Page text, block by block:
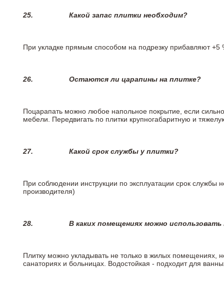
25. Какой запас плитки необходим?
При укладке прямым способом на подрезку прибавляют +5
26. Остаются ли царапины на плитке?
Поцарапать можно любое напольное покрытие, если
мебели. Передвигать по плитки крупногабаритную и
27. Какой срок службы у плитки?
При соблюдении инструкции по эксплуатации срок
производителя)
28. В каких помещениях можно
Плитку можно укладывать не только в жилых помещениях,
санаториях и больницах. Водостойкая - подходит для